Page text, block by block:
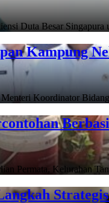
Duta Besar
Kampung
Koordinator
Permata, Kelurahan